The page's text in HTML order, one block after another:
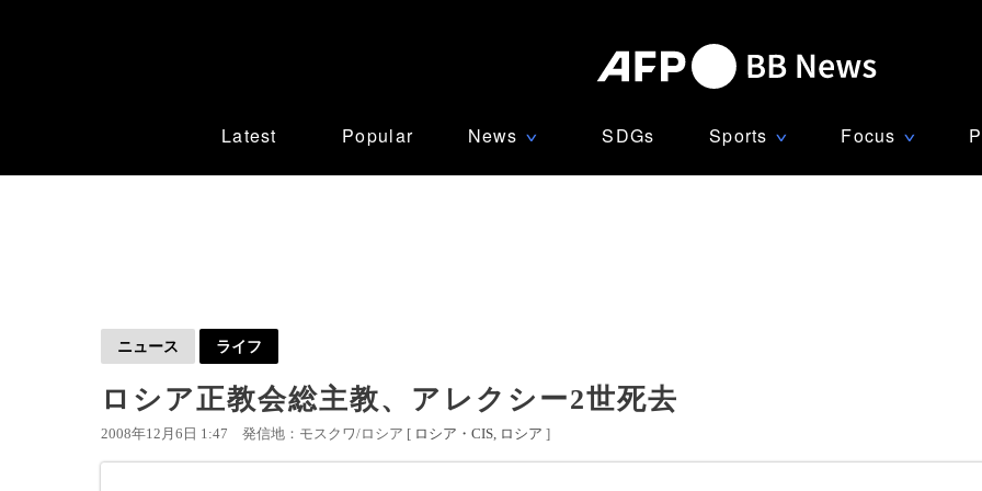
Latest Popular News ∨ SDGs Sports ∨ Focus ∨
ニュース ライフ
ロシア正教会総主教、アレクシー2世死去
2008年12月6日 1:47 発信地：モスクワ/ロシア [ ロシア・CIS ロシア ]